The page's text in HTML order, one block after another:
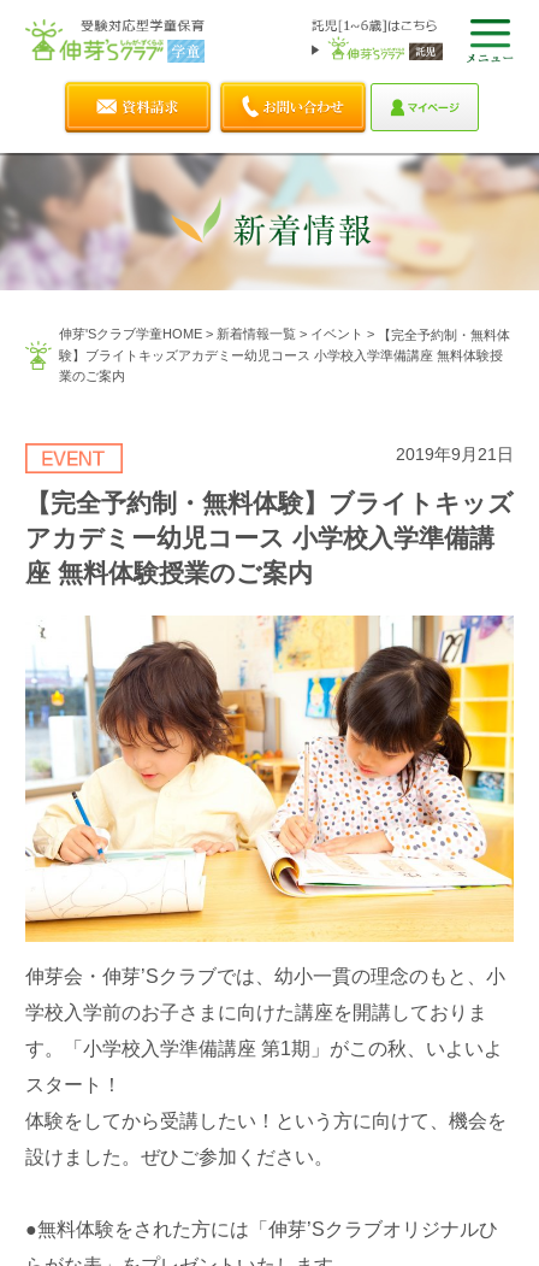
伸芽'Sクラブ学童HOME> 新着情報一覧> イベント >
【完全予約制・無料体
験】ブライトキッズアカデミー幼児コース 小学校入学準備講座 無料体験授
業のご案内
2019年9月21日
【完全予約制・無料体験】ブライトキッズ
アカデミー幼児コース 小学校入学準備講
座 無料体験授業のご案内
伸芽会・伸芽’Sクラブでは、幼小一貫の理念のもと、小
学校入学前のお子さまに向けた講座を開講しておりま
す。「小学校入学準備講座 第1期」がこの秋、いよいよ
スタート！
体験をしてから受講したい！という方に向けて、機会を
設けました。ぜひご参加ください。
●無料体験をされた方には「伸芽’Sクラブオリジナルひ